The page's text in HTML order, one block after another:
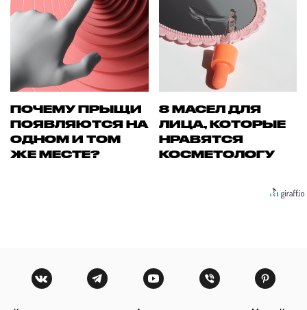
ПОЧЕМУ ПРЫЩИ
ПОЯВЛЯЮТСЯ НА
ОДНОМ И ТОМ
ЖЕ МЕСТЕ?
8 МАСЕЛ ДЛЯ
ЛИЦА, КОТОРЫЕ
НРАВЯТСЯ
КОСМЕТОЛОГУ